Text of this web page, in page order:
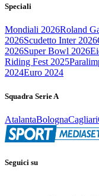
Speciali
Mondiali 2026Roland
2026Scudetto Inter 2026
2026Super Bowl 2026
Riding Fest 2025
2024Euro 2024
Squadra Serie A
AtalantaBolognaCagliari
Seguici su